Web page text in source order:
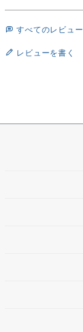
すべてのレビュ
レビューを書く